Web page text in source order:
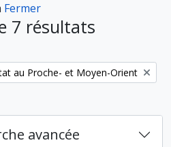
Fermer
7 résultats
au Proche- et Moyen-Orient
avancée